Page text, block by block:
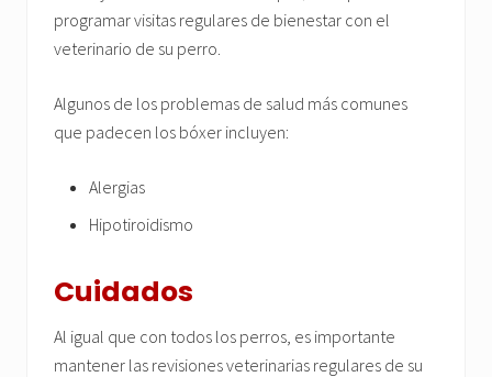
programar visitas regulares de bienestar con el
veterinario de su perro.
Algunos de los problemas de salud más comunes
que padecen los bóxer incluyen:
Alergias
Hipotiroidismo
Cuidados
Al igual que con todos los perros, es importante
mantener las revisiones veterinarias regulares de su